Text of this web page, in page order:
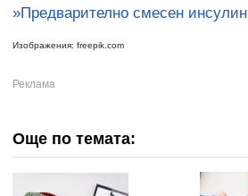
»Предварително смесен инсулин
Изображения: freepik.com
Още по темата: